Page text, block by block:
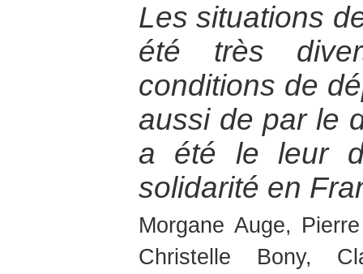
Les situations
été très
conditions de
aussi de par le
a été le leur
solidarité en
Morgane Auge,
Christelle Bony,